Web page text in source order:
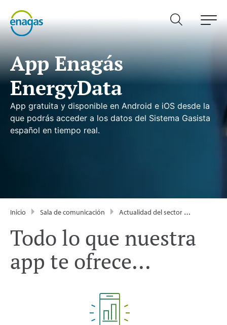
App Enagás
EnergyData
App gratuita y disponible en Android e iOS desde la
que podrás acceder a los datos del Sistema Gasista
español en tiempo real.
Inicio Sala de comunicación Actualidad del sector energético - Enagás
Todo lo que nuestra
app te ofrece...